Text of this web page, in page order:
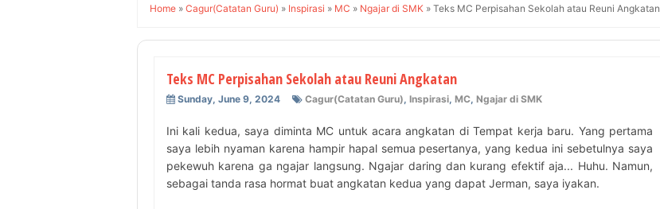
Home » Cagur(Catatan Guru) » Inspirasi » MC » Ngajar di SMK » Teks MC Perpisahan Sekolah atau Reuni Angkatan
Teks MC Perpisahan Sekolah atau Reuni Angkatan
Sunday, June 9, 2024 Cagur(Catatan Guru), Inspirasi, MC, Ngajar di SMK
Ini kali kedua, saya diminta MC untuk acara angkatan di Tempat kerja baru. Yang pertama
saya lebih nyaman karena hampir hapal semua pesertanya, yang kedua ini sebetulnya saya
pekewuh karena ga ngajar langsung. Ngajar daring dan kurang efektif aja... Huhu. Namun,
sebagai tanda rasa hormat buat angkatan kedua yang dapat Jerman, saya iyakan.